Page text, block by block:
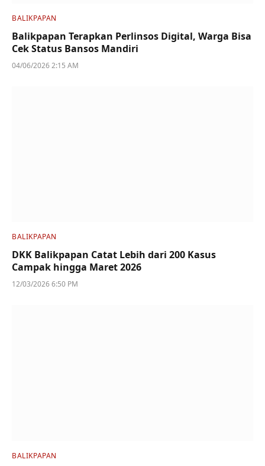
BALIKPAPAN
Balikpapan Terapkan Perlinsos Digital, Warga Bisa
Cek Status Bansos Mandiri
04/06/2026 2:15 AM
BALIKPAPAN
DKK Balikpapan Catat Lebih dari 200 Kasus
Campak hingga Maret 2026
12/03/2026 6:50 PM
BALIKPAPAN